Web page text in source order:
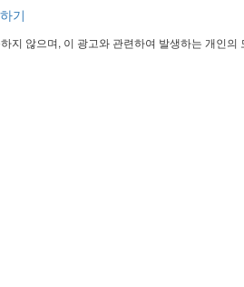
기
지 않으며, 이 광고와 관련하여 발생하는 개인